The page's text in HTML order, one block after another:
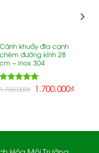
Cánh khuấy đĩa cạnh
chém đường kính 28
cm – inox 304
Rated5.00
1.750.000₫ 1.700.000₫